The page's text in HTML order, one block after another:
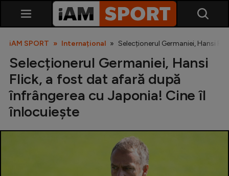
SuperLiga
Cupa României
iAM SPORT Internațional Selecționerul Germaniei, Hansi
Selecționerul Germaniei, Hansi
Flick, a fost dat afară după
înfrângerea cu Japonia! Cine îl
înlocuiește